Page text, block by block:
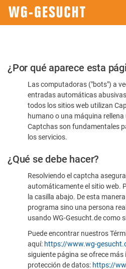
Por
favor,
confirme
humano
¿Por qué aparece esta
Las computadoras ("bots") a
entradas automáticas
todos los sitios web utilizan
humano o una máquina
Captchas son fundamentales
los servicios.
¿Qué se debe hacer?
Resolviendo el captcha
automáticamente el sitio web.
la casilla abajo. De esta
programa sino una persona
usando WG-Gesucht.de como
Puede encontrar nuestros
aquí: https://www.wg-
siguiente página se ofrece
protección de datos: https://